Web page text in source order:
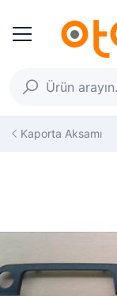
Kaporta Aksamı